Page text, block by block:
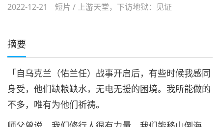
2022-12-21 短片 / 上游天堂，下访地狱：见证
摘要
「自乌克兰（佑兰任）战事开启后，有些时候我感同
身受，他们缺粮缺水，无电无援的困境。我所能做的
不多，唯有为他们祈祷。